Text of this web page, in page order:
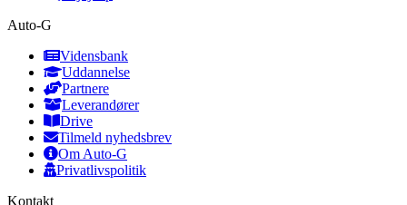
Auto-G
Vidensbank
Uddannelse
Partnere
Leverandører
Drive
Tilmeld nyhedsbrev
Om Auto-G
Privatlivspolitik
Kontakt